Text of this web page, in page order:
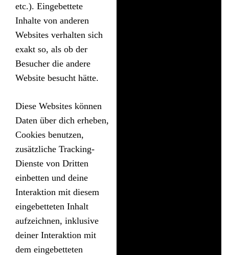
etc.). Eingebettete
Inhalte von anderen
Websites verhalten sich
exakt so, als ob der
Besucher die andere
Website besucht hätte.
Diese Websites können
Daten über dich erheben,
Cookies benutzen,
zusätzliche Tracking-
Dienste von Dritten
einbetten und deine
Interaktion mit diesem
eingebetteten Inhalt
aufzeichnen, inklusive
deiner Interaktion mit
dem eingebetteten